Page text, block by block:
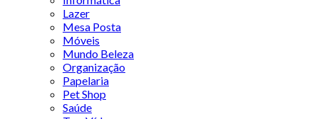
Lazer
Mesa Posta
Móveis
Mundo Beleza
Organização
Papelaria
Pet Shop
Saúde